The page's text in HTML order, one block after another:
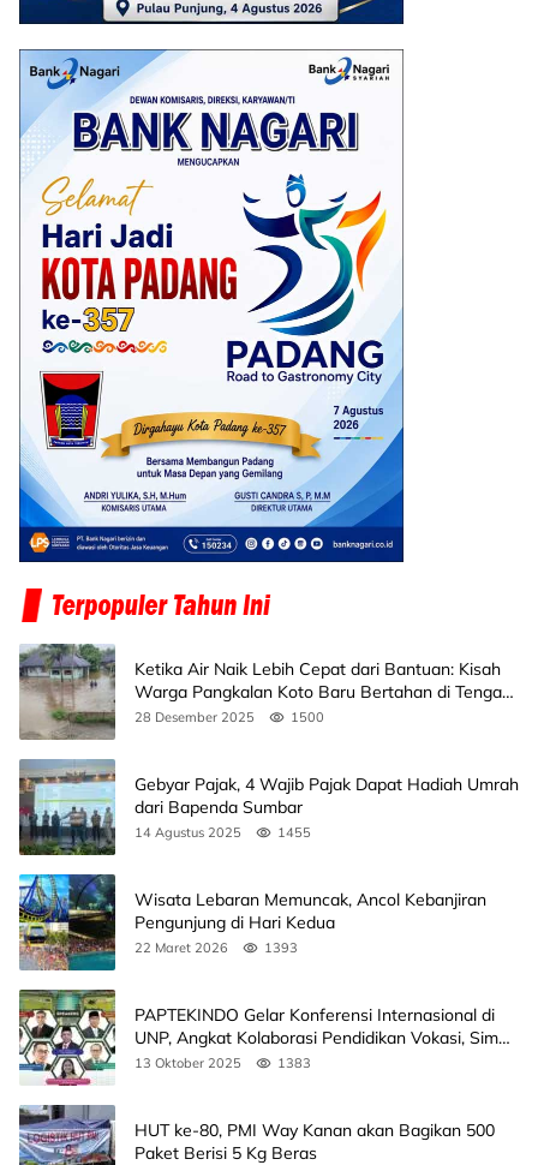
Ketika Air Naik Lebih Cepat dari Bantuan: Kisah
Warga Pangkalan Koto Baru Bertahan di Tengah
Banjir
28 Desember 2025 1500
Gebyar Pajak, 4 Wajib Pajak Dapat Hadiah Umrah
dari Bapenda Sumbar
14 Agustus 2025 1455
Wisata Lebaran Memuncak, Ancol Kebanjiran
Pengunjung di Hari Kedua
22 Maret 2026 1393
PAPTEKINDO Gelar Konferensi Internasional di
UNP, Angkat Kolaborasi Pendidikan Vokasi, Simak
Agendanya
13 Oktober 2025 1383
HUT ke-80, PMI Way Kanan akan Bagikan 500
Paket Berisi 5 Kg Beras